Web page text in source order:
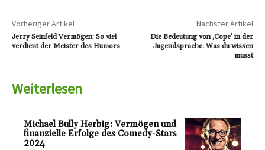
Vorheriger Artikel
Jerry Seinfeld Vermögen: So viel
verdient der Meister des Humors
Nächster Artikel
Die Bedeutung von ‚Cope‘ in der
Jugendsprache: Was du wissen
musst
Weiterlesen
Michael Bully Herbig: Vermögen und
finanzielle Erfolge des Comedy-Stars
2024